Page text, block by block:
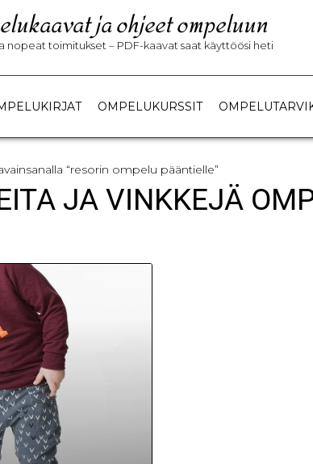
ja ohjeet ompeluun
nopeat toimitukset – PDF-kaavat saat käyttöösi heti
OMPELUKURSSIT
“resorin ompelu pääntielle”
JA VINKKEJÄ